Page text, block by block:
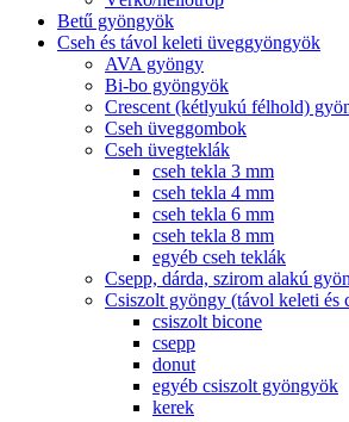
Betű gyöngyök
Cseh és távol keleti üveggyöngyök
AVA gyöngy
Bi-bo gyöngyök
Crescent (kétlyukú félhold)
Cseh üveggombok
Cseh üvegteklák
cseh tekla 3 mm
cseh tekla 4 mm
cseh tekla 6 mm
cseh tekla 8 mm
egyéb cseh teklák
Csepp, dárda, szirom alakú
Csiszolt gyöngy (távol keleti és
csiszolt bicone
csepp
donut
egyéb csiszolt gyöngyök
kerek